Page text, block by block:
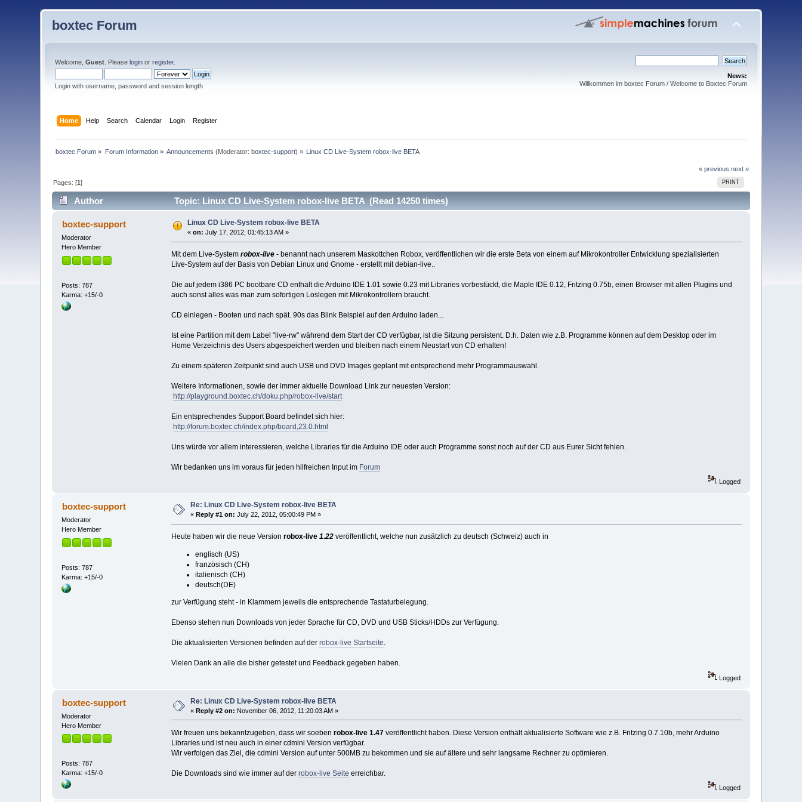
boxtec Forum
Welcome,Guest . Pleaselogin orregister.
Login with username, password and session length
News:
Willkommen im boxtec Forum / Welcome to Boxtec Forum
Home Help Search Calendar Login Register
boxtec Forum » Forum Information» Announcements (Moderator:boxtec-support) » Linux CD Live-System robox-live BETA
« previous next »
PRINT
Pages: [1]
Author Topic: Linux CD Live-System robox-live BETA (Read 14250 times)
boxtec-support
Moderator
Hero Member
Posts: 787
Karma: +15/-0
Linux CD Live-System robox-live BETA
«on: July 17, 2012, 01:45:13 AM »
Mit dem Live-System robox-live- benannt nach unserem Maskottchen Robox, veröffentlichen wir die erste Beta von einem auf Mikrokontroller Entwicklung spezialisierten
Live-System auf der Basis von Debian Linux und Gnome - erstellt mit debian-live..
Die auf jedem i386 PC bootbare CD enthält die Arduino IDE 1.01 sowie 0.23 mit Libraries vorbestückt, die Maple IDE 0.12, Fritzing 0.75b, einen Browser mit allen Plugins und
auch sonst alles was man zum sofortigen Loslegen mit Mikrokontrollern braucht.
CD einlegen - Booten und nach spät. 90s das Blink Beispiel auf den Arduino laden...
Ist eine Partition mit dem Label "live-rw" während dem Start der CD verfügbar, ist die Sitzung persistent. D.h. Daten wie z.B. Programme können auf dem Desktop oder im
Home Verzeichnis des Users abgespeichert werden und bleiben nach einem Neustart von CD erhalten!
Zu einem späteren Zeitpunkt sind auch USB und DVD Images geplant mit entsprechend mehr Programmauswahl.
Weitere Informationen, sowie der immer aktuelle Download Link zur neuesten Version:
http://playground.boxtec.ch/doku.php/robox-live/start
Ein entsprechendes Support Board befindet sich hier:
http://forum.boxtec.ch/index.php/board,23.0.html
Uns würde vor allem interessieren, welche Libraries für die Arduino IDE oder auch Programme sonst noch auf der CD aus Eurer Sicht fehlen.
Wir bedanken uns im voraus für jeden hilfreichen Input im Forum
Logged
boxtec-support
Moderator
Hero Member
Posts: 787
Karma: +15/-0
Re: Linux CD Live-System robox-live BETA
« Reply #1 on: July 22, 2012, 05:00:49 PM »
Heute haben wir die neue Version robox-live 1.22veröffentlicht, welche nun zusätzlich zu deutsch (Schweiz) auch in
englisch (US)
französisch (CH)
italienisch (CH)
deutsch(DE)
zur Verfügung steht - in Klammern jeweils die entsprechende Tastaturbelegung.
Ebenso stehen nun Downloads von jeder Sprache für CD, DVD und USB Sticks/HDDs zur Verfügung.
Die aktualisierten Versionen befinden auf der robox-live Startseite.
Vielen Dank an alle die bisher getestet und Feedback gegeben haben.
Logged
boxtec-support
Moderator
Hero Member
Posts: 787
Karma: +15/-0
Re: Linux CD Live-System robox-live BETA
«Reply #2 on: November 06, 2012, 11:20:03 AM »
Wir freuen uns bekanntzugeben, dass wir soeben robox-live 1.47veröffentlicht haben. Diese Version enthält aktualisierte Software wie z.B. Fritzing 0.7.10b, mehr Arduino
Libraries und ist neu auch in einer cdmini Version verfügbar.
Wir verfolgen das Ziel, die cdmini Version auf unter 500MB zu bekommen und sie auf ältere und sehr langsame Rechner zu optimieren.
Die Downloads sind wie immer auf der robox-live Seite erreichbar.
Logged